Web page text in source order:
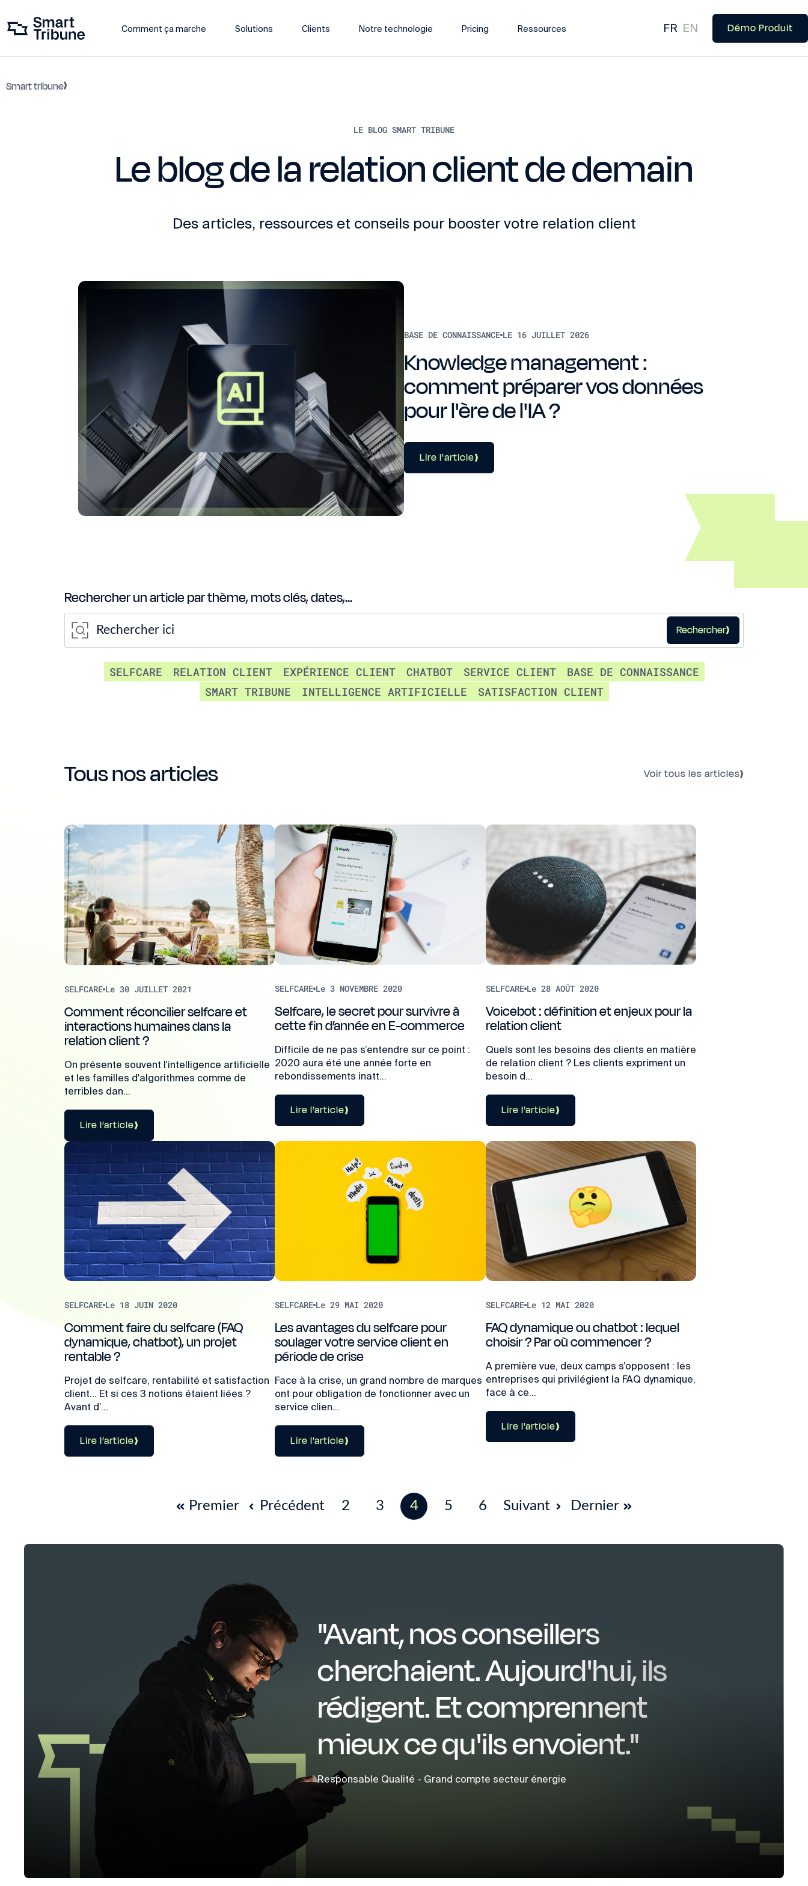
Comment ça marche Solutions Clients Notre technologie Pricing Ressources FR EN Démo Produit
Smart tribune
LE BLOG SMART TRIBUNE
Le blog de la relation client de demain
Des articles, ressources et conseils pour booster votre relation client
BASE DE CONNAISSANCE LE 16 JUILLET 2026
Knowledge management :
comment préparer vos données
pour l'ère de l'IA ?
Lire l'article
Rechercher un article par thème, mots clés, dates,...
Rechercher
SELFCARE RELATION CLIENT EXPÉRIENCE CLIENT CHATBOT SERVICE CLIENT
BASE DE CONNAISSANCE
SMART TRIBUNE
INTELLIGENCE ARTIFICIELLE SATISFACTION CLIENT
Tous nos articles Voir tous les articles
SELFCARE Le 30 JUILLET 2021
Comment réconcilier selfcare et
interactions humaines dans la
relation client ?
On présente souvent l'intelligence artificielle
et les familles d'algorithmes comme de
terribles dan...
Lire l’article
SELFCARE Le 3 NOVEMBRE 2020
Selfcare, le secret pour survivre à
cette fin d’année en E-commerce
Difficile de ne pas s’entendre sur ce point :
2020 aura été une année forte en
rebondissements inatt...
Lire l’article
SELFCARE Le 28 AOÛT 2020
Voicebot : définition et enjeux pour la
relation client
Quels sont les besoins des clients en matière
de relation client ? Les clients expriment un
besoin d...
Lire l’article
SELFCARE Le 18 JUIN 2020
Comment faire du selfcare (FAQ
dynamique, chatbot), un projet
rentable ?
Projet de selfcare, rentabilité et satisfaction
client… Et si ces 3 notions étaient liées ?
Avant d’...
Lire l’article
SELFCARE Le 29 MAI 2020
Les avantages du selfcare pour
soulager votre service client en
période de crise
Face à la crise, un grand nombre de marques
ont pour obligation de fonctionner avec un
service clien...
Lire l’article
SELFCARE Le 12 MAI 2020
FAQ dynamique ou chatbot : lequel
choisir ? Par où commencer ?
A première vue, deux camps s’opposent : les
entreprises qui privilégient la FAQ dynamique,
face à ce...
Lire l’article
Premier Précédent 2 3 4 5 6 Suivant Dernier
"Avant, nos conseillers
cherchaient. Aujourd'hui, ils
rédigent. Et comprennent
mieux ce qu'ils envoient."
Responsable Qualité - Grand compte secteur énergie